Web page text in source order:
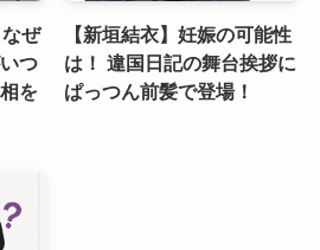
ぜ
つ
を
【新垣結衣】妊娠の可能性
は！ 違国日記の舞台挨拶に
ぱっつん前髪で登場！